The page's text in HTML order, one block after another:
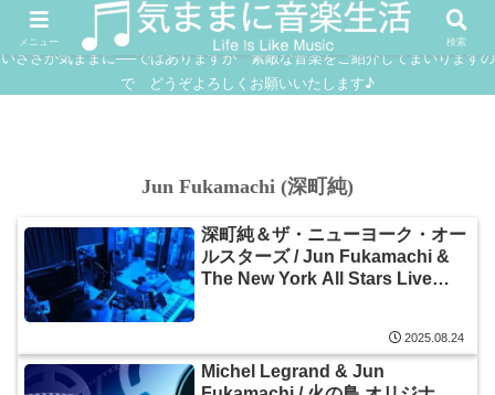
JAZZ SOUNDTRACK
いささか気ままに──ではありますが 素敵な音楽をご紹介してまいりますの
で どうぞよろしくお願いいたします♪
Jun Fukamachi (深町純)
深町純＆ザ・ニューヨーク・オー
ルスターズ / Jun Fukamachi &
The New York All Stars Live
2025.08.24
Michel Legrand & Jun
メニュー 検索